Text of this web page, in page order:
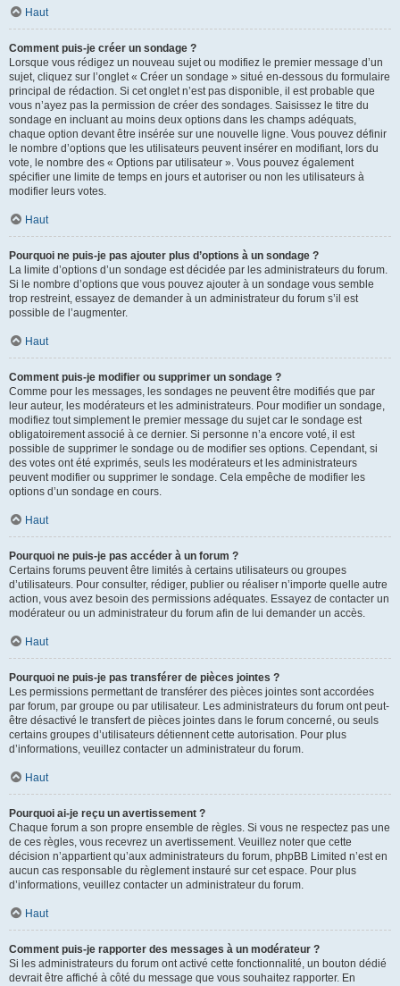
Haut
Comment puis-je créer un sondage ?
Lorsque vous rédigez un nouveau sujet ou modifiez le premier message d’un
sujet, cliquez sur l’onglet « Créer un sondage » situé en-dessous du formulaire
principal de rédaction. Si cet onglet n’est pas disponible, il est probable que
vous n’ayez pas la permission de créer des sondages. Saisissez le titre du
sondage en incluant au moins deux options dans les champs adéquats,
chaque option devant être insérée sur une nouvelle ligne. Vous pouvez définir
le nombre d’options que les utilisateurs peuvent insérer en modifiant, lors du
vote, le nombre des « Options par utilisateur ». Vous pouvez également
spécifier une limite de temps en jours et autoriser ou non les utilisateurs à
modifier leurs votes.
Haut
Pourquoi ne puis-je pas ajouter plus d’options à un sondage ?
La limite d’options d’un sondage est décidée par les administrateurs du forum.
Si le nombre d’options que vous pouvez ajouter à un sondage vous semble
trop restreint, essayez de demander à un administrateur du forum s’il est
possible de l’augmenter.
Haut
Comment puis-je modifier ou supprimer un sondage ?
Comme pour les messages, les sondages ne peuvent être modifiés que par
leur auteur, les modérateurs et les administrateurs. Pour modifier un sondage,
modifiez tout simplement le premier message du sujet car le sondage est
obligatoirement associé à ce dernier. Si personne n’a encore voté, il est
possible de supprimer le sondage ou de modifier ses options. Cependant, si
des votes ont été exprimés, seuls les modérateurs et les administrateurs
peuvent modifier ou supprimer le sondage. Cela empêche de modifier les
options d’un sondage en cours.
Haut
Pourquoi ne puis-je pas accéder à un forum ?
Certains forums peuvent être limités à certains utilisateurs ou groupes
d’utilisateurs. Pour consulter, rédiger, publier ou réaliser n’importe quelle autre
action, vous avez besoin des permissions adéquates. Essayez de contacter un
modérateur ou un administrateur du forum afin de lui demander un accès.
Haut
Pourquoi ne puis-je pas transférer de pièces jointes ?
Les permissions permettant de transférer des pièces jointes sont accordées
par forum, par groupe ou par utilisateur. Les administrateurs du forum ont peut-
être désactivé le transfert de pièces jointes dans le forum concerné, ou seuls
certains groupes d’utilisateurs détiennent cette autorisation. Pour plus
d’informations, veuillez contacter un administrateur du forum.
Haut
Pourquoi ai-je reçu un avertissement ?
Chaque forum a son propre ensemble de règles. Si vous ne respectez pas une
de ces règles, vous recevrez un avertissement. Veuillez noter que cette
décision n’appartient qu’aux administrateurs du forum, phpBB Limited n’est en
aucun cas responsable du règlement instauré sur cet espace. Pour plus
d’informations, veuillez contacter un administrateur du forum.
Haut
Comment puis-je rapporter des messages à un modérateur ?
Si les administrateurs du forum ont activé cette fonctionnalité, un bouton dédié
devrait être affiché à côté du message que vous souhaitez rapporter. En